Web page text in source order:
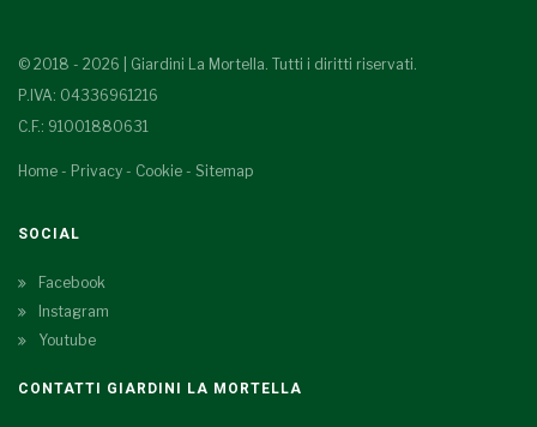
© 2018 - 2026 | Giardini La Mortella. Tutti i diritti riservati.
P.IVA: 04336961216
C.F.: 91001880631
Home - Privacy - Cookie - Sitemap
SOCIAL
Facebook
Instagram
Youtube
CONTATTI GIARDINI LA MORTELLA